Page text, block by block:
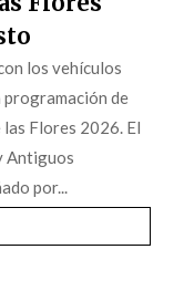
los vehículos
programación de
Flores 2026. El
Antiguos
por...